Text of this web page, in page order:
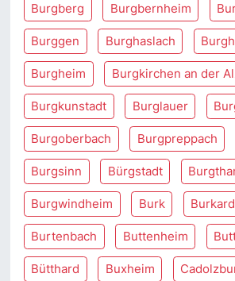
Burgberg Burgbernheim
Burggen Burghaslach
Burgheim Burgkirchen an der
Burgkunstadt Burglauer
Burgoberbach Burgpreppach
Burgsinn Bürgstadt
Burgwindheim Burk
Burtenbach Buttenheim
Bütthard Buxheim